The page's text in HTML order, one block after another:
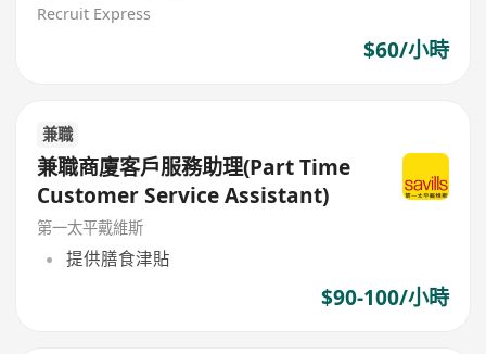
Recruit Express
$60/小時
兼職
兼職商廈客戶服務助理(Part Time
Customer Service Assistant)
第一太平戴維斯
提供膳食津貼
$90-100/小時